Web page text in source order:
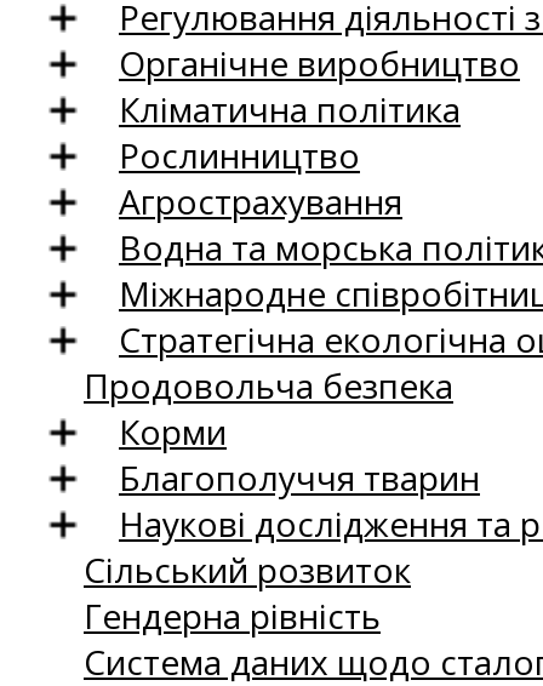
Регулювання
Органічне виробництво
Кліматична політика
Рослинництво
Агрострахування
Водна та морська
Міжнародне
Стратегічна екологічна
Продовольча безпека
Корми
Благополуччя тварин
Наукові дослідження та
Сільський розвиток
Гендерна рівність
Система даних щодо